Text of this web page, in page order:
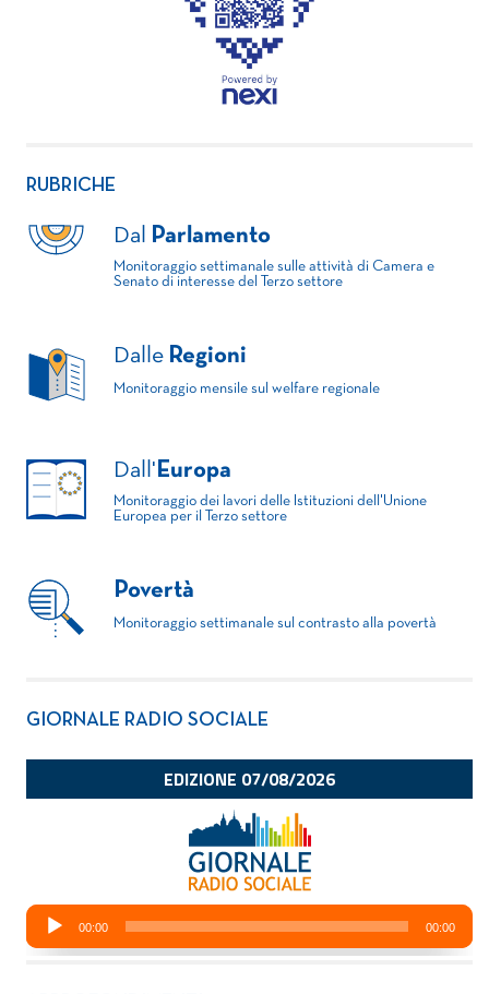
RUBRICHE
Dal Parlamento
Monitoraggio settimanale sulle attività di Camera e
Senato di interesse del Terzo settore
Dalle Regioni
Monitoraggio mensile sul welfare regionale
Dall' Europa
Monitoraggio dei lavori delle Istituzioni dell'Unione
Europea per il Terzo settore
Povertà
Monitoraggio settimanale sul contrasto alla povertà
GIORNALE RADIO SOCIALE